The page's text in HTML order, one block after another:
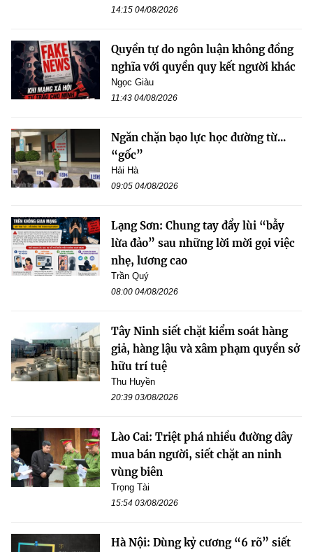
14:15 04/08/2026
Quyền tự do ngôn luận không đồng
nghĩa với quyền quy kết người khác
Ngọc Giàu
11:43 04/08/2026
Ngăn chặn bạo lực học đường từ...
“gốc”
Hải Hà
09:05 04/08/2026
Lạng Sơn: Chung tay đẩy lùi “bẫy
lừa đảo” sau những lời mời gọi việc
nhẹ, lương cao
Trần Quý
08:00 04/08/2026
Tây Ninh siết chặt kiểm soát hàng
giả, hàng lậu và xâm phạm quyền sở
hữu trí tuệ
Thu Huyền
20:39 03/08/2026
Lào Cai: Triệt phá nhiều đường dây
mua bán người, siết chặt an ninh
vùng biên
Trọng Tài
15:54 03/08/2026
Hà Nội: Dùng kỷ cương “6 rõ” siết